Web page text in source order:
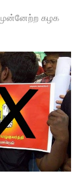
கழக